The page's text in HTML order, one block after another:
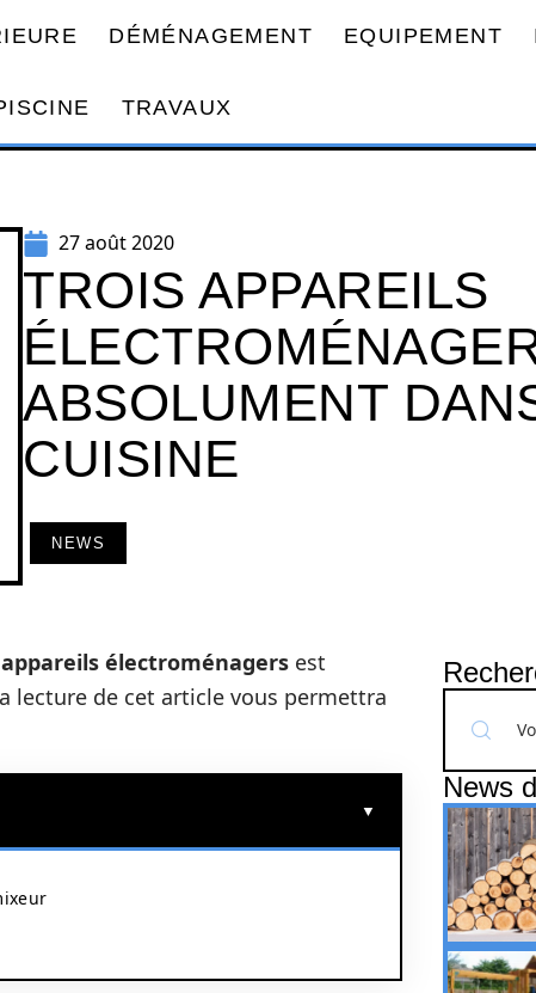
DÉMÉNAGEMENT EQUIPEMENT
TRAVAUX
27 août 2020
TROIS APPAREILS
ABSOLUMENT
CUISINE
NEWS
appareils électroménagers est
lecture de cet article vous permettra
News